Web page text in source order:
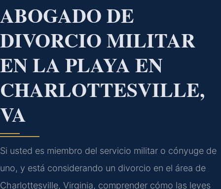
ABOGADO DE
DIVORCIO MILITAR
EN LA PLAYA EN
CHARLOTTESVILLE,
VA
Si usted es miembro del servicio militar o cónyuge de
uno, y está considerando un divorcio en el área de
Charlottesville, Virginia, comprender cómo las leyes